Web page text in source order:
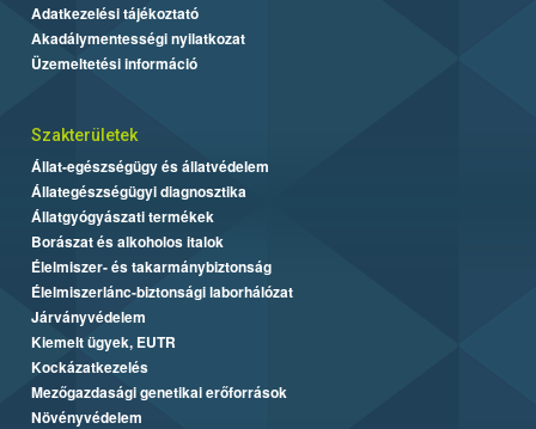
Adatkezelési tájékoztató
Akadálymentességi nyilatkozat
Üzemeltetési információ
Szakterületek
Állat-egészségügy és állatvédelem
Állategészségügyi diagnosztika
Állatgyógyászati termékek
Borászat és alkoholos italok
Élelmiszer- és takarmánybiztonság
Élelmiszerlánc-biztonsági laborhálózat
Járványvédelem
Kiemelt ügyek, EUTR
Kockázatkezelés
Mezőgazdasági genetikai erőforrások
Növényvédelem